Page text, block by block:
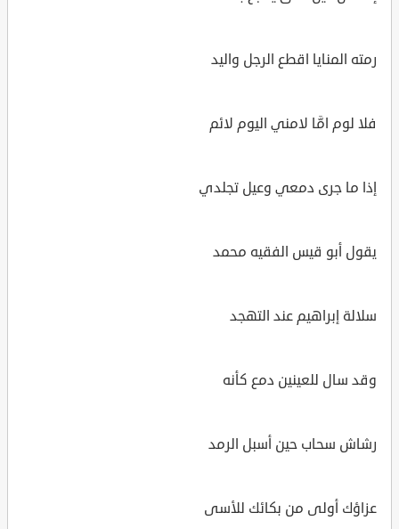
رمته المنايا اقطع الرجل واليد
فلا لوم امَّا لامني اليوم لائم
إذا ما جرى دمعي وعيل تجلدي
يقول أبو قيس الفقيه محمد
سلالة إبراهيم عند التهجد
وقد سال للعينين دمع كأنه
رشاش سحاب حين أسبل الرمد
عزاؤك أولى من بكائك للأسى